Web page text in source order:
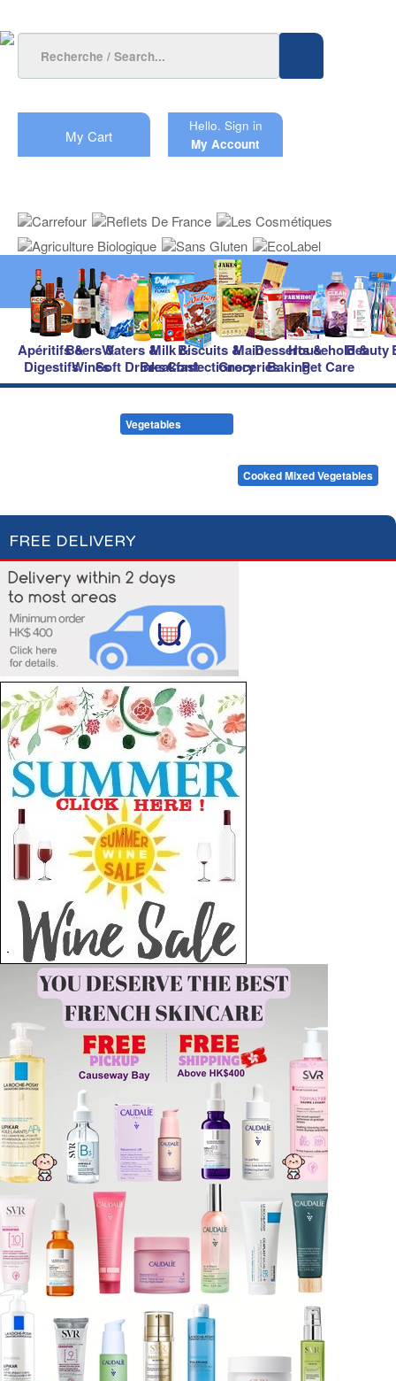
My Cart
Hello. Sign in
My Account
Apéritifs &
Digestifs
Beers &
Wines
Waters &
Soft Drinks
Milk &
Breakfast
Biscuits &
Confectionery
Main
Groceries
Desserts &
Baking
Household &
Pet Care
Beauty
Vegetables
Cooked Mixed Vegetables
FREE DELIVERY